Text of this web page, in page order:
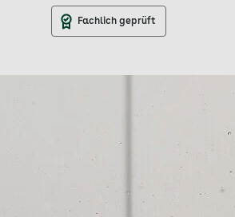
Fachlich geprüft